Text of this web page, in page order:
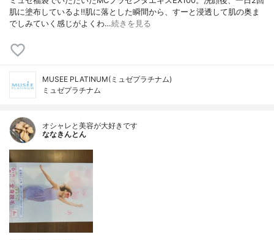
肌に塗布しているよ‼︎肌に落とした瞬間から、すーと浸透して肌の奥ま
でしみていく感じがよくわ…続きを見る
MUSEE PLATINUM(ミュゼプラチナム)
ミュゼプラチナム
オシャレと美容が大好きです
ななきんとん